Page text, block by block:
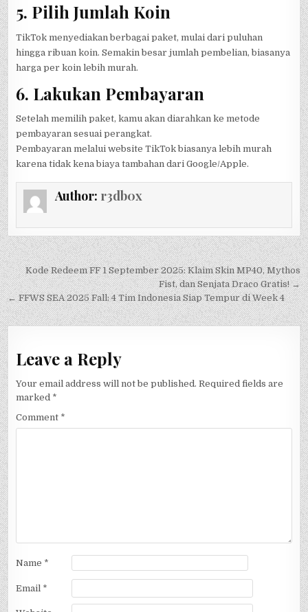
5. Pilih Jumlah Koin
TikTok menyediakan berbagai paket, mulai dari puluhan
hingga ribuan koin. Semakin besar jumlah pembelian, biasanya
harga per koin lebih murah.
6. Lakukan Pembayaran
Setelah memilih paket, kamu akan diarahkan ke metode
pembayaran sesuai perangkat.
Pembayaran melalui website TikTok biasanya lebih murah
karena tidak kena biaya tambahan dari Google/Apple.
Author: r3db0x
Post
navigation
Kode Redeem FF 1 September 2025: Klaim Skin MP40, Mythos
Fist, dan Senjata Draco Gratis! →
← FFWS SEA 2025 Fall: 4 Tim Indonesia Siap Tempur di Week 4
Leave a Reply
Your email address will not be published. Required fields are
marked *
Comment *
Name *
Email *